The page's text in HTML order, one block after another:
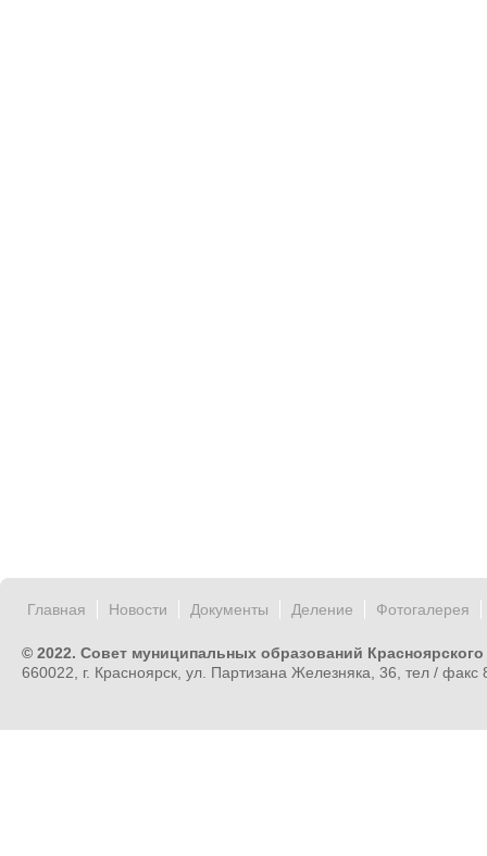
Главная Новости Документы Деление Фотогалерея
© 2022. Совет муниципальных образований Красноярского
660022, г. Красноярск, ул. Партизана Железняка, 36, тел /